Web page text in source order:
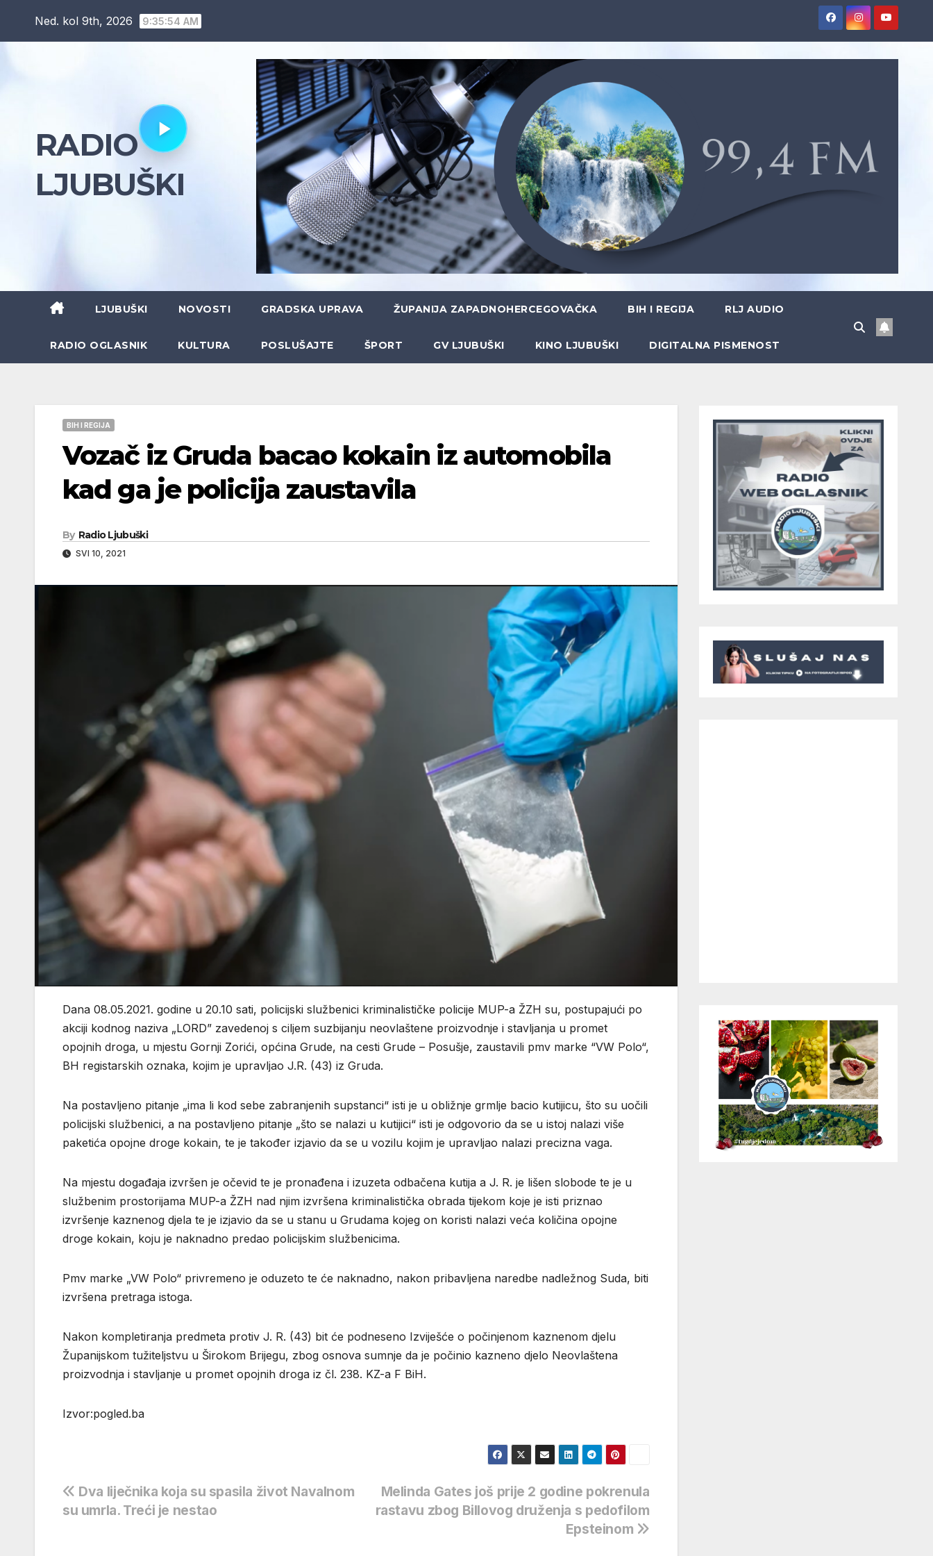
Ned. kol 9th, 2026 9:35:55 AM
RADIO
LJUBUŠKI
LJUBUŠKI NOVOSTI GRADSKA UPRAVA ŽUPANIJA ZAPADNOHERCEGOVAČKA BIH I REGIJA RLJ AUDIO
RADIO OGLASNIK KULTURA POSLUŠAJTE ŠPORT GV LJUBUŠKI KINO LJUBUŠKI DIGITALNA PISMENOST
BIH I REGIJA
Vozač iz Gruda bacao kokain iz automobila
kad ga je policija zaustavila
By Radio Ljubuški
SVI 10, 2021
Dana 08.05.2021. godine u 20.10 sati, policijski službenici kriminalističke policije MUP-a ŽZH su, postupajući po
akciji kodnog naziva „LORD” zavedenoj s ciljem suzbijanju neovlaštene proizvodnje i stavljanja u promet
opojnih droga, u mjestu Gornji Zorići, općina Grude, na cesti Grude – Posušje, zaustavili pmv marke “VW Polo“,
BH registarskih oznaka, kojim je upravljao J.R. (43) iz Gruda.
Na postavljeno pitanje „ima li kod sebe zabranjenih supstanci“ isti je u obližnje grmlje bacio kutijicu, što su uočili
policijski službenici, a na postavljeno pitanje „što se nalazi u kutijici“ isti je odgovorio da se u istoj nalazi više
paketića opojne droge kokain, te je također izjavio da se u vozilu kojim je upravljao nalazi precizna vaga.
Na mjestu događaja izvršen je očevid te je pronađena i izuzeta odbačena kutija a J. R. je lišen slobode te je u
službenim prostorijama MUP-a ŽZH nad njim izvršena kriminalistička obrada tijekom koje je isti priznao
izvršenje kaznenog djela te je izjavio da se u stanu u Grudama kojeg on koristi nalazi veća količina opojne
droge kokain, koju je naknadno predao policijskim službenicima.
Pmv marke „VW Polo“ privremeno je oduzeto te će naknadno, nakon pribavljena naredbe nadležnog Suda, biti
izvršena pretraga istoga.
Nakon kompletiranja predmeta protiv J. R. (43) bit će podneseno Izviješće o počinjenom kaznenom djelu
Županijskom tužiteljstvu u Širokom Brijegu, zbog osnova sumnje da je počinio kazneno djelo Neovlaštena
proizvodnja i stavljanje u promet opojnih droga iz čl. 238. KZ-a F BiH.
Izvor:pogled.ba
Navigacija
Melinda Gates još prije 2 godine pokrenula
rastavu zbog Billovog druženja s pedofilom
Epsteinom
Dva liječnika koja su spasila život Navalnom
su umrla. Treći je nestao